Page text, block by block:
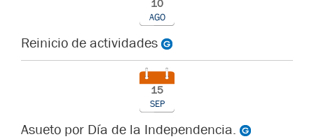
10
AGO
Reinicio de actividades
15
SEP
Asueto por Día de la Independencia.